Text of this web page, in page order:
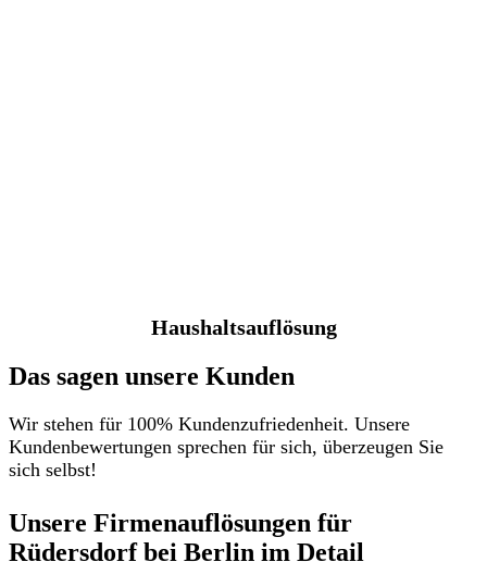
Haushaltsauflösung
Das sagen unsere Kunden
Wir stehen für 100% Kundenzufriedenheit. Unsere
Kundenbewertungen sprechen für sich, überzeugen Sie
sich selbst!
Unsere Firmenauflösungen für
Rüdersdorf bei Berlin im Detail​